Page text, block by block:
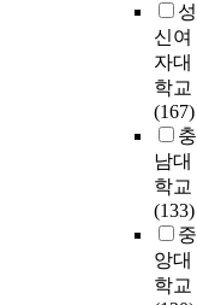
성
신여
자대
학교
(167)
충
남대
학교
(133)
중
앙대
학교